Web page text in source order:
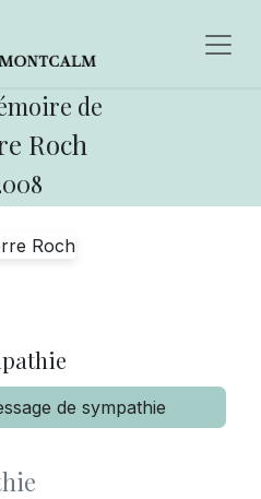
de
Roch
de sympathie